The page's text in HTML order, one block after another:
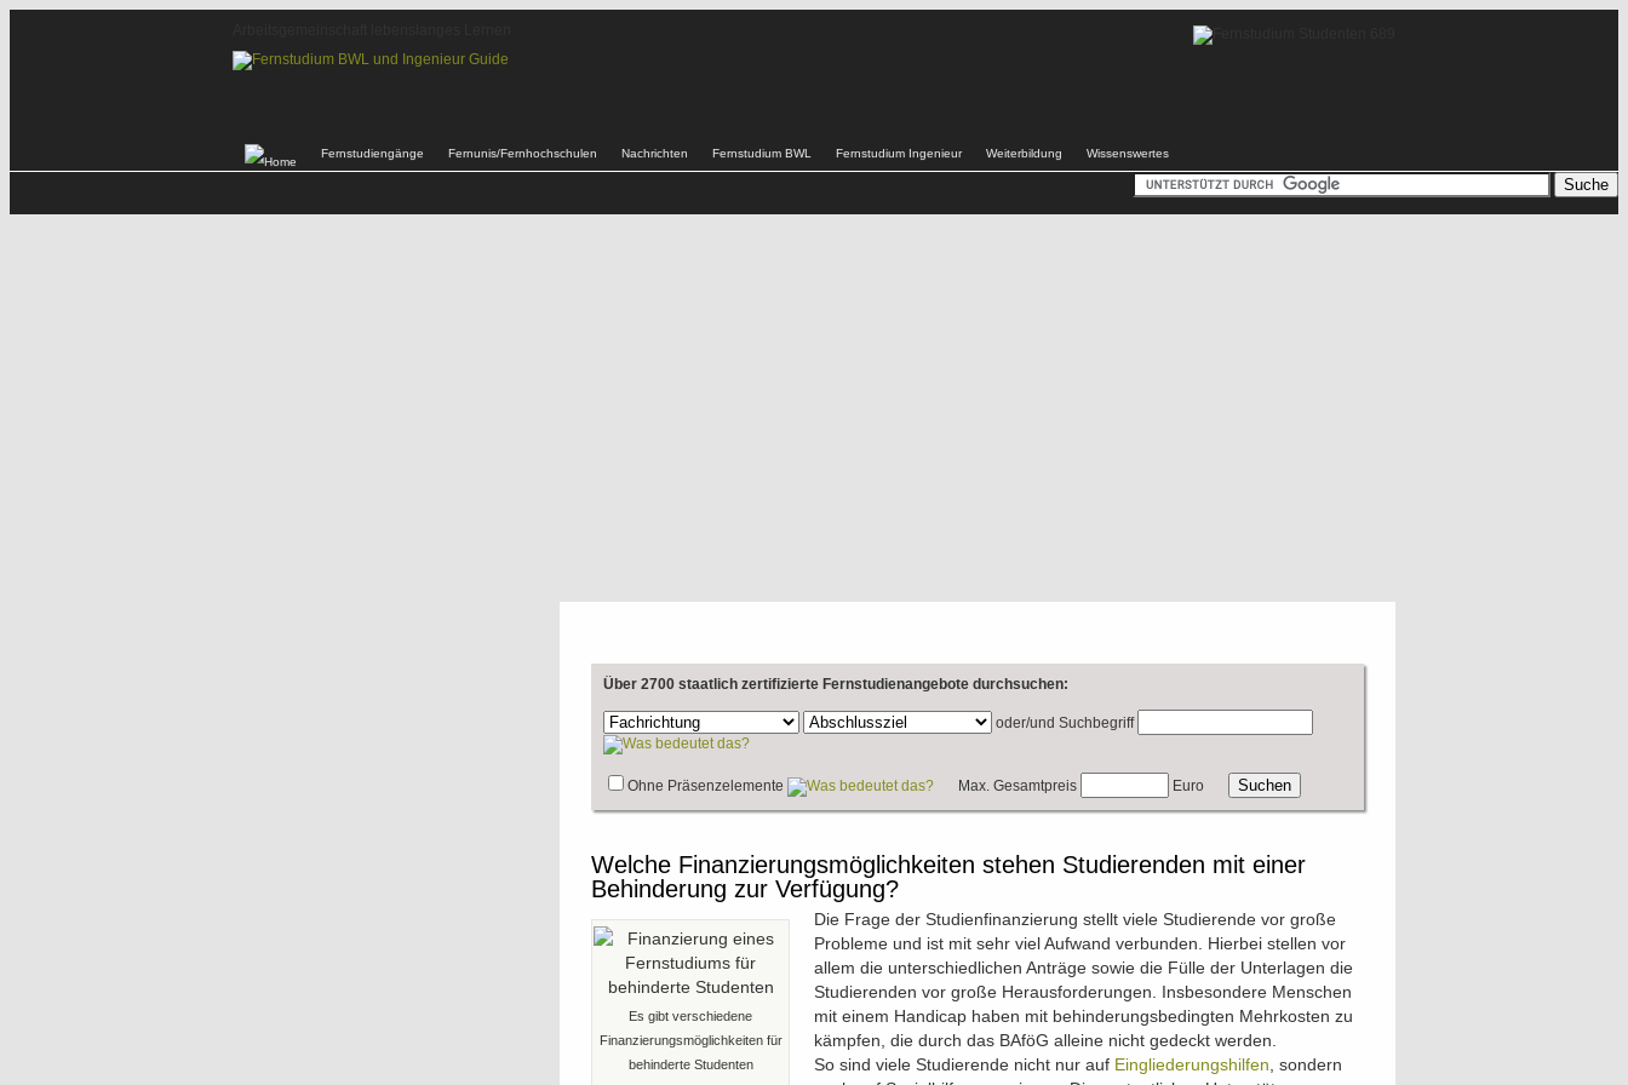
Fernstudiengänge Fernunis/Fernhochschulen Nachrichten Fernstudium BWL Fernstudium Ingenieur Weiterbildung Wissenswertes
Über 2700 staatlich zertifizierte Fernstudienangebote durchsuchen:
oder/und Suchbegriff
Ohne Präsenzelemente Max. Gesamtpreis Euro
Welche Finanzierungsmöglichkeiten stehen Studierenden mit einer
Behinderung zur Verfügung?
Es gibt verschiedene
Finanzierungsmöglichkeiten für
behinderte Studenten
Die Frage der Studienfinanzierung stellt viele Studierende vor große
Probleme und ist mit sehr viel Aufwand verbunden. Hierbei stellen vor
allem die unterschiedlichen Anträge sowie die Fülle der Unterlagen die
Studierenden vor große Herausforderungen. Insbesondere Menschen
mit einem Handicap haben mit behinderungsbedingten Mehrkosten zu
kämpfen, die durch das BAföG alleine nicht gedeckt werden.
So sind viele Studierende nicht nur auf Eingliederungshilfen , sondern